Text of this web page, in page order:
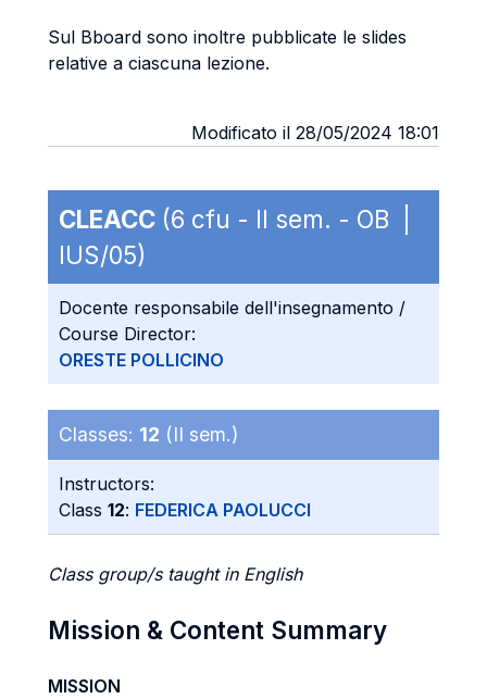
Sul Bboard sono inoltre pubblicate le slides
relative a ciascuna lezione.
Modificato il 28/05/2024 18:01
CLEACC (6 cfu - II sem. - OB |
IUS/05)
Docente responsabile dell'insegnamento /
Course Director:
ORESTE POLLICINO
Classes: 12 (II sem.)
Instructors:
Class 12: FEDERICA PAOLUCCI
Class group/s taught in English
Mission & Content Summary
MISSION